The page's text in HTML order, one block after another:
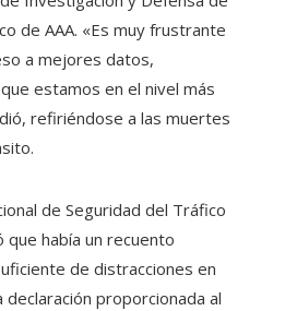
de AAA. «Es muy frustrante
a mejores datos,
estamos en el nivel más
refiriéndose a las muertes
de Seguridad del Tráfico
había un recuento
de distracciones en
declaración proporcionada al